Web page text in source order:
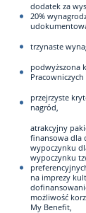
dodatek za
20%
trzynaste
podwyższona
Pracowniczych
przejrzyste
nagród,
atrakcyjny
finansowa dla
wypoczynku
wypoczynku
na imprezy
możliwość
My Benefit,